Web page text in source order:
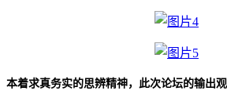
本着求真务实的思辨精神，此次论坛的输出观